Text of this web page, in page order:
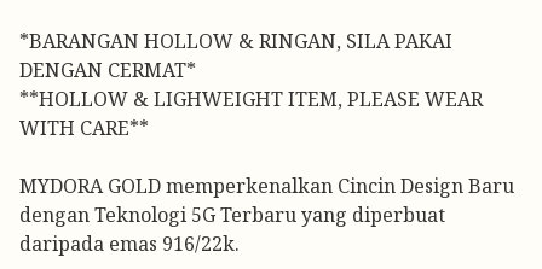
*BARANGAN HOLLOW & RINGAN, SILA PAKAI
DENGAN CERMAT*
**HOLLOW & LIGHWEIGHT ITEM, PLEASE WEAR
WITH CARE**
MYDORA GOLD memperkenalkan Cincin Design Baru
dengan Teknologi 5G Terbaru yang diperbuat
daripada emas 916/22k.